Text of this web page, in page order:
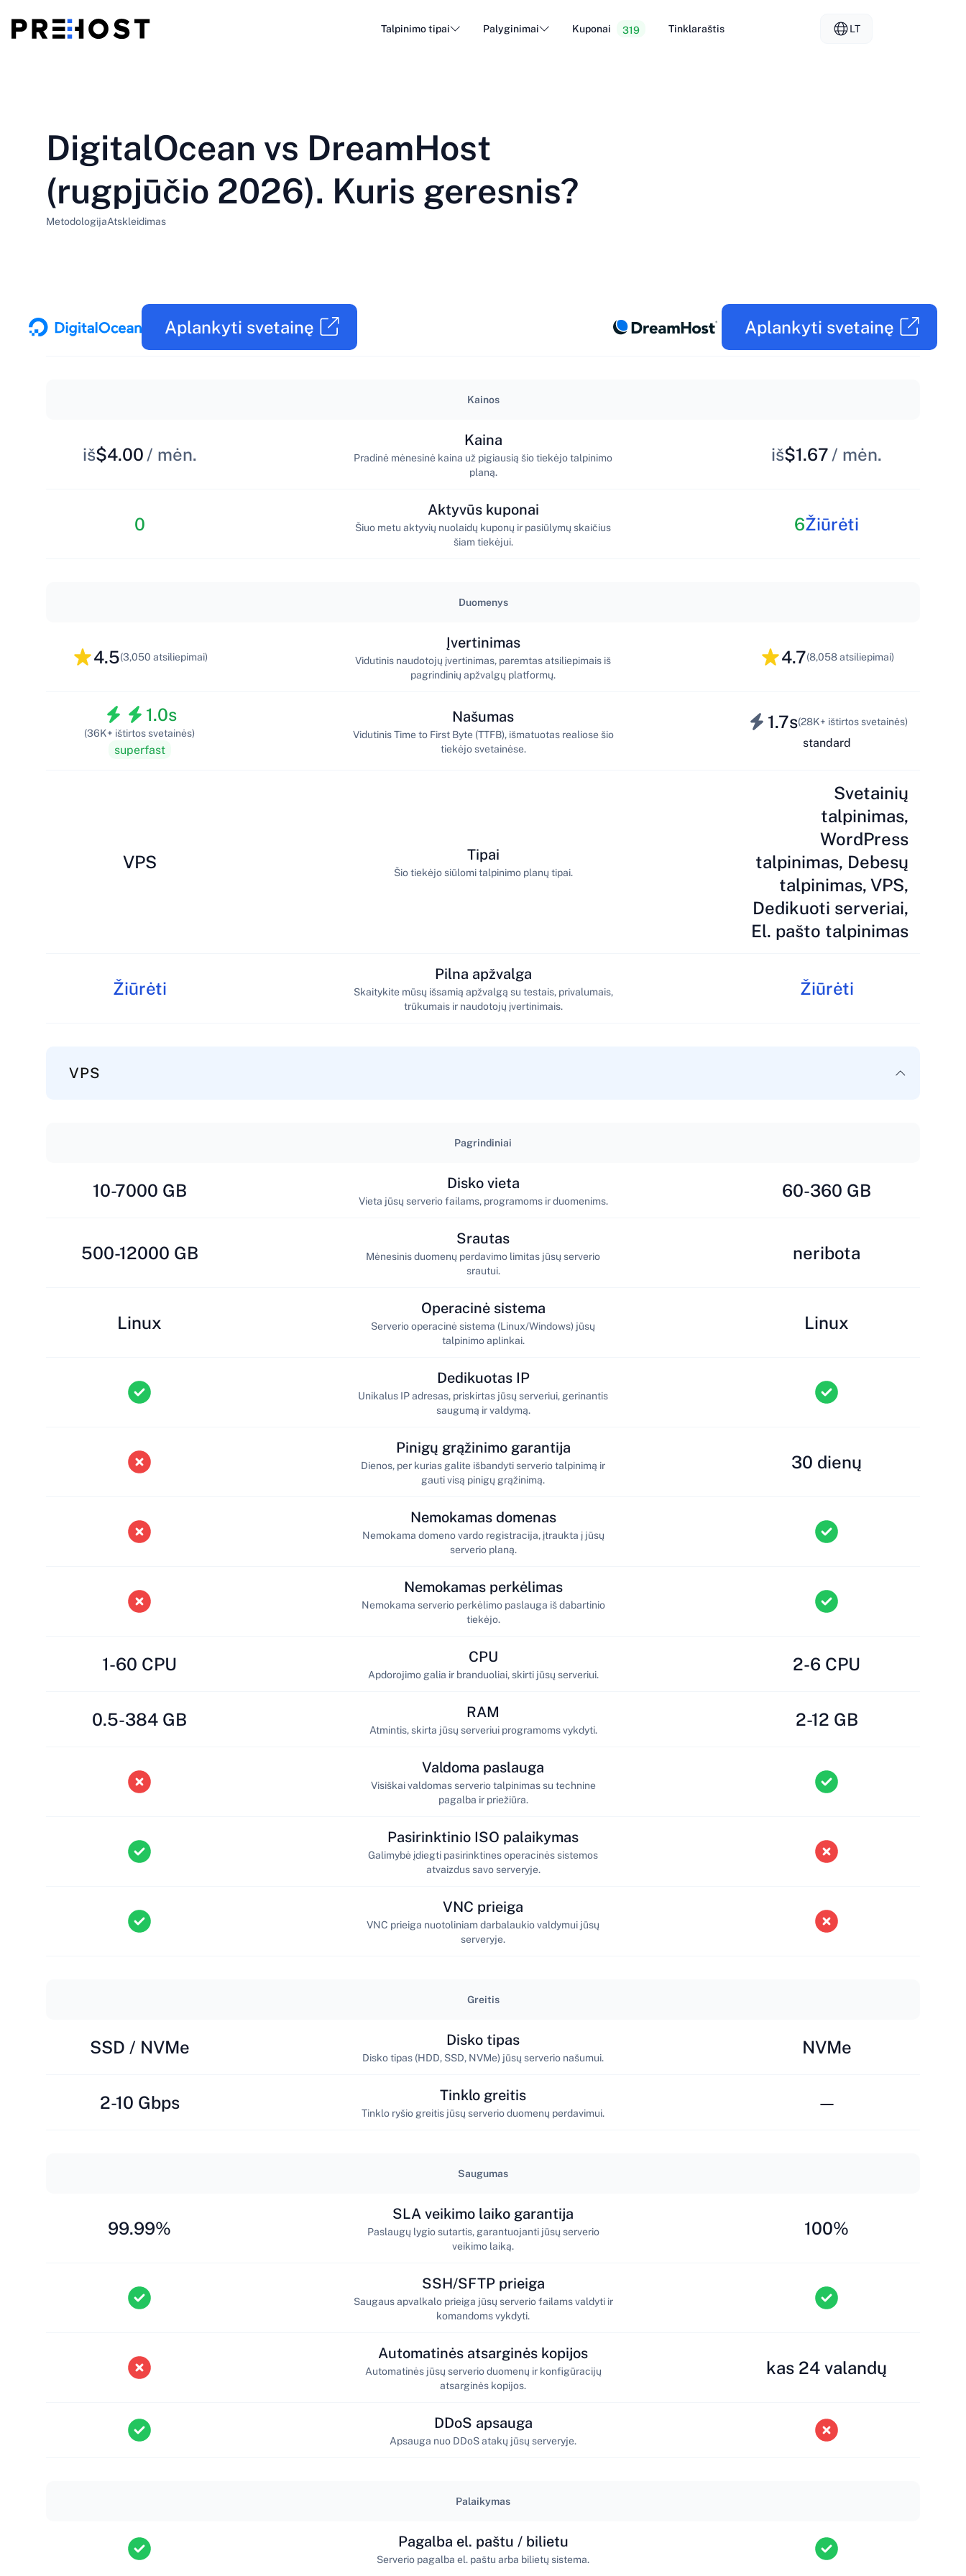
Talpinimo tipai Palyginimai Kuponai 319 Tinklaraštis LT
EN - English ET - Eesti
HU - Magyar
LT - Lietuvių LV - Latviešu NL - Nederlands
DigitalOcean vs DreamHost
(rugpjūčio 2026). Kuris geresnis?
MetodologijaAtskleidimas
Aplankyti svetainę Aplankyti svetainę
Kainos
iš$4.00 / mėn.
Kaina
Pradinė mėnesinė kaina už pigiausią šio tiekėjo talpinimo
planą.
iš$1.67 / mėn.
0
Aktyvūs kuponai
Šiuo metu aktyvių nuolaidų kuponų ir pasiūlymų skaičius
šiam tiekėjui.
6Žiūrėti
Duomenys
4.5(3,050 atsiliepimai)
Įvertinimas
Vidutinis naudotojų įvertinimas, paremtas atsiliepimais iš
pagrindinių apžvalgų platformų.
4.7(8,058 atsiliepimai)
1.0s
(36K+ ištirtos svetainės)
superfast
Našumas
Vidutinis Time to First Byte (TTFB), išmatuotas realiose šio
tiekėjo svetainėse.
1.7s(28K+ ištirtos svetainės)
standard
VPS Tipai
Šio tiekėjo siūlomi talpinimo planų tipai.
Svetainių
talpinimas,
WordPress
talpinimas, Debesų
talpinimas, VPS,
Dedikuoti serveriai,
El. pašto talpinimas
Žiūrėti
Pilna apžvalga
Skaitykite mūsų išsamią apžvalgą su testais, privalumais,
trūkumais ir naudotojų įvertinimais.
Žiūrėti
VPS
Pagrindiniai
10-7000 GB Disko vieta
Vieta jūsų serverio failams, programoms ir duomenims.
60-360 GB
500-12000 GB
Srautas
Mėnesinis duomenų perdavimo limitas jūsų serverio
srautui.
neribota
Linux
Operacinė sistema
Serverio operacinė sistema (Linux/Windows) jūsų
talpinimo aplinkai.
Linux
Dedikuotas IP
Unikalus IP adresas, priskirtas jūsų serveriui, gerinantis
saugumą ir valdymą.
Pinigų grąžinimo garantija
Dienos, per kurias galite išbandyti serverio talpinimą ir
gauti visą pinigų grąžinimą.
30 dienų
Nemokamas domenas
Nemokama domeno vardo registracija, įtraukta į jūsų
serverio planą.
Nemokamas perkėlimas
Nemokama serverio perkėlimo paslauga iš dabartinio
tiekėjo.
1-60 CPU CPU
Apdorojimo galia ir branduoliai, skirti jūsų serveriui.
2-6 CPU
0.5-384 GB RAM
Atmintis, skirta jūsų serveriui programoms vykdyti.
2-12 GB
Valdoma paslauga
Visiškai valdomas serverio talpinimas su technine
pagalba ir priežiūra.
Pasirinktinio ISO palaikymas
Galimybė įdiegti pasirinktines operacinės sistemos
atvaizdus savo serveryje.
VNC prieiga
VNC prieiga nuotoliniam darbalaukio valdymui jūsų
serveryje.
Greitis
SSD / NVMe Disko tipas
Disko tipas (HDD, SSD, NVMe) jūsų serverio našumui.
NVMe
2-10 Gbps Tinklo greitis
Tinklo ryšio greitis jūsų serverio duomenų perdavimui.
—
Saugumas
99.99%
SLA veikimo laiko garantija
Paslaugų lygio sutartis, garantuojanti jūsų serverio
veikimo laiką.
100%
SSH/SFTP prieiga
Saugaus apvalkalo prieiga jūsų serverio failams valdyti ir
komandoms vykdyti.
Automatinės atsarginės kopijos
Automatinės jūsų serverio duomenų ir konfigūracijų
atsarginės kopijos.
kas 24 valandų
DDoS apsauga
Apsauga nuo DDoS atakų jūsų serveryje.
Palaikymas
Pagalba el. paštu / bilietu
Serverio pagalba el. paštu arba bilietų sistema.